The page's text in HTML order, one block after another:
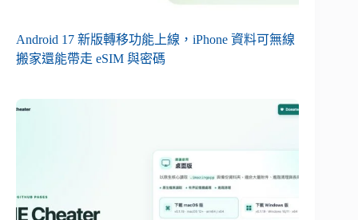
Android 17 新版轉移功能上線，iPhone 資料可無線
搬家還能帶走 eSIM 與密碼